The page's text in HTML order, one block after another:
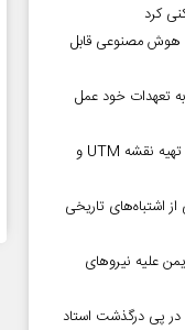
کرد
هوش مصنوعی قابل
تعهدات خود عمل
اعلام جزئیات ثبت ادعا، تهیه نقشه UTM و
اشتباه‌های تاریخی
علیه نیروهای
پی درگذشت استاد